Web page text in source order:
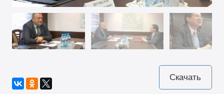
Скачать